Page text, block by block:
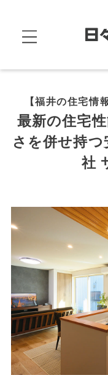
【福井の住宅情
最新の住宅
さを併せ持
社